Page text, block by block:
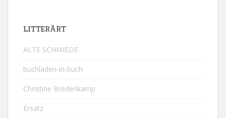
LITTERÄRT
ALTE SCHMIEDE
buchladen-in-buch
Christine Bredenkamp
Ersatz